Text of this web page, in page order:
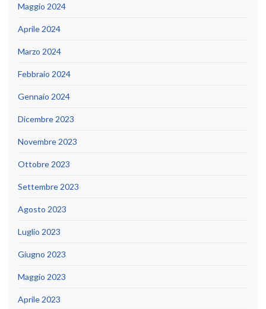
Maggio 2024
Aprile 2024
Marzo 2024
Febbraio 2024
Gennaio 2024
Dicembre 2023
Novembre 2023
Ottobre 2023
Settembre 2023
Agosto 2023
Luglio 2023
Giugno 2023
Maggio 2023
Aprile 2023